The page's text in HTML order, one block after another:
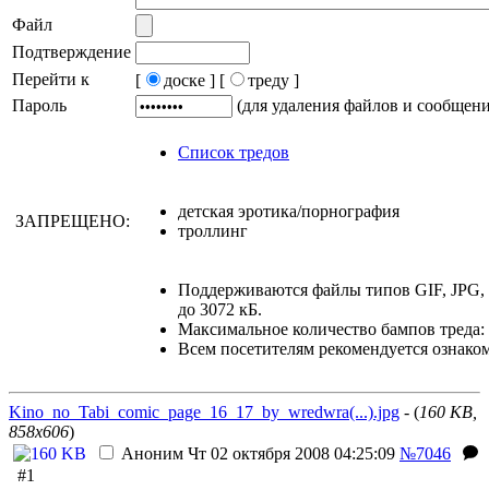
Файл
Подтверждение
Перейти к
[ доске ] [
треду ]
Пароль
(для удаления файлов и
Список тредов
ЗАПРЕЩЕНО:
детская эротика/порнография
троллинг
Поддерживаются файлы типов GIF, JPG,
до 3072 кБ.
Максимальное количество бампов треда:
Всем посетителям рекомендуется
Kino_no_Tabi_comic_page_16_17_by_wredwra(...).jpg - (160 KB,
858x606)
Аноним Чт 02 октября 2008 04:25:09 №7046
#1